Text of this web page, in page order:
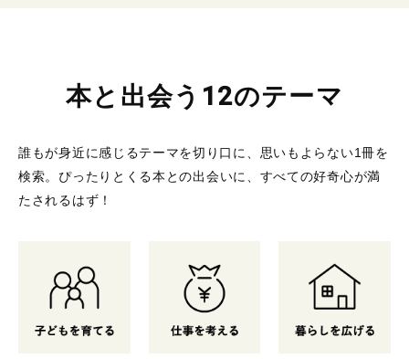
本と出会う12のテーマ
誰もが身近に感じるテーマを切り口に、思いもよらない1冊を
検索。 ぴったりとくる本との出会いに、すべての好奇心が満
たされるはず！